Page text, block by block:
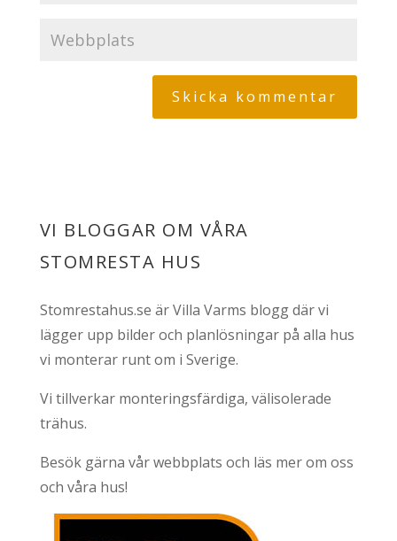
VI BLOGGAR OM VÅRA
STOMRESTA HUS
Stomrestahus.se är Villa Varms blogg där vi
lägger upp bilder och planlösningar på alla hus
vi monterar runt om i Sverige.
Vi tillverkar monteringsfärdiga, välisolerade
trähus.
Besök gärna vår webbplats och läs mer om oss
och våra hus!